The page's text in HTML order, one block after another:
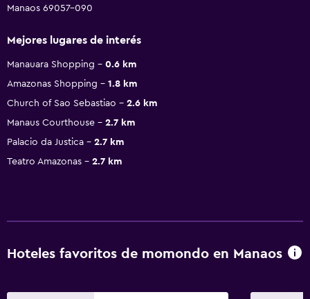
Manaos 69057-090
Mejores lugares de interés
Manauara Shopping
0.6 km
Amazonas Shopping
1.8 km
Church of Sao Sebastiao
2.6 km
Manaus Courthouse
2.7 km
Palacio da Justica
2.7 km
Teatro Amazonas
2.7 km
Hoteles favoritos de momondo en Manaos